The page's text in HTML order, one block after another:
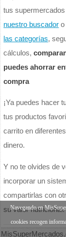
tus
nuestro buscador o
las categorías,
cálculos,
puedes ahorrar
compra
¡Ya puedes hacer
tus productos
carrito en
dinero.
Y no te olvides de
incorporar un
compartirlas con
su valor nutricional.
Navegando en
cookies recogen